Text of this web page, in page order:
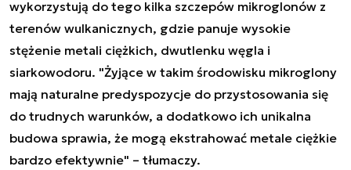
wykorzystują do tego kilka szczepów mikroglonów z
terenów wulkanicznych, gdzie panuje wysokie
stężenie metali ciężkich, dwutlenku węgla i
siarkowodoru. "Żyjące w takim środowisku mikroglony
mają naturalne predyspozycje do przystosowania się
do trudnych warunków, a dodatkowo ich unikalna
budowa sprawia, że mogą ekstrahować metale ciężkie
bardzo efektywnie" – tłumaczy.